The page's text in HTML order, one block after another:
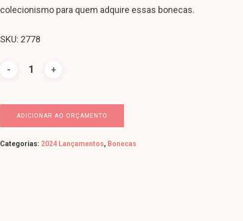
colecionismo para quem adquire essas bonecas.
SKU: 2778
ADICIONAR AO ORÇAMENTO
Categorias: 2024 Lançamentos, Bonecas